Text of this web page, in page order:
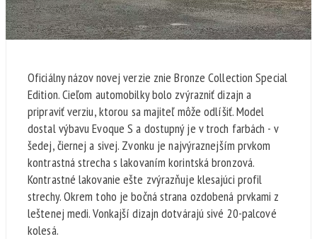
Oficiálny názov novej verzie znie Bronze Collection Special
Edition. Cieľom automobilky bolo zvýrazniť dizajn a
pripraviť verziu, ktorou sa majiteľ môže odlíšiť. Model
dostal výbavu Evoque S a dostupný je v troch farbách - v
šedej, čiernej a sivej. Zvonku je najvýraznejším prvkom
kontrastná strecha s lakovaním korintská bronzová.
Kontrastné lakovanie ešte zvýrazňuje klesajúci profil
strechy. Okrem toho je bočná strana ozdobená prvkami z
leštenej medi. Vonkajší dizajn dotvárajú sivé 20-palcové
kolesá.